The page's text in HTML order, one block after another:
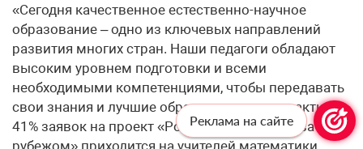
«Сегодня качественное естественно-научное
образование – одно из ключевых направлений
развития многих стран. Наши педагоги обладают
высоким уровнем подготовки и всеми
необходимыми компетенциями, чтобы передавать
свои знания и лучшие образовательные практики.
41% заявок на проект «Российский учитель за
рубежом» приходится на учителей математики,
Реклама на сайте